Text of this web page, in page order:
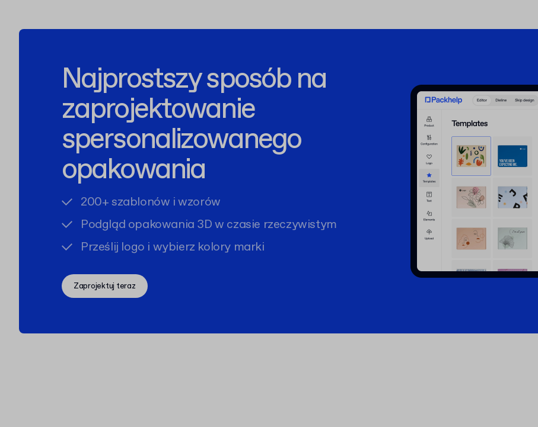
Najprostszy sposób na
zaprojektowanie
spersonalizowanego
opakowania
200+ szablonów i wzorów
Podgląd opakowania 3D w czasie rzeczywistym
Prześlij logo i wybierz kolory marki
Zaprojektuj teraz